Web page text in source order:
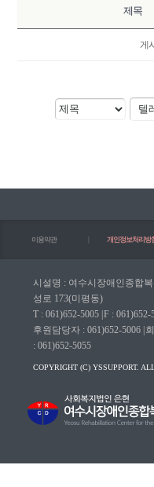
제목
게
이용약관 개인정보처리방
시설명 : 여수시장애인종합
성로 173(미평동)
T : 061)652-5005 F : 061)652-
후원담당자 : 061)652-5006
: 061)652-5055
COPYRIGHT (C) YSSUPPORT.
크(WA인증마크)